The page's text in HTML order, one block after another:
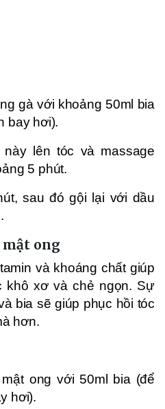
gà với khoảng 50ml bia
bay hơi).
lên tóc và massage
5 phút.
sau đó gội lại với dầu
mật ong
và khoáng chất giúp
khô xơ và chẻ ngọn. Sự
bia sẽ giúp phục hồi tóc
hơn.
ong với 50ml bia (để
hơi).